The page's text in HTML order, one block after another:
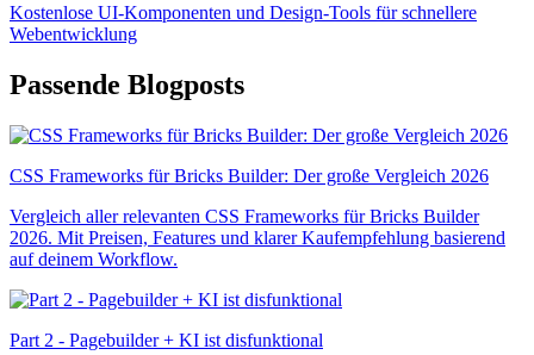
Kostenlose UI-Komponenten und Design-Tools für schnellere
Webentwicklung
Passende Blogposts
CSS Frameworks für Bricks Builder: Der große Vergleich 2026
Vergleich aller relevanten CSS Frameworks für Bricks Builder
2026. Mit Preisen, Features und klarer Kaufempfehlung basierend
auf deinem Workflow.
Part 2 - Pagebuilder + KI ist disfunktional